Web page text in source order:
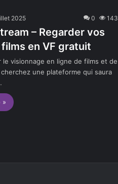
2025 0 143
– Regarder vos
en VF gratuit
le visionnage en ligne de films et de
une plateforme qui saura
»